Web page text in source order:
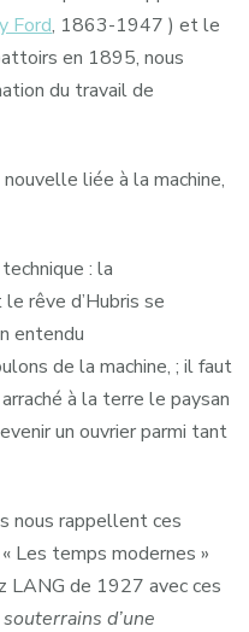
Ford, 1863-1947 ) et le
en 1895, nous
du travail de
nouvelle liée à la machine,
: la
rêve d’Hubris se
entendu
de la machine, ; il faut
à la terre le paysan
un ouvrier parmi tant
nous rappellent ces
Les temps modernes »
LANG de 1927 avec ces
d’une